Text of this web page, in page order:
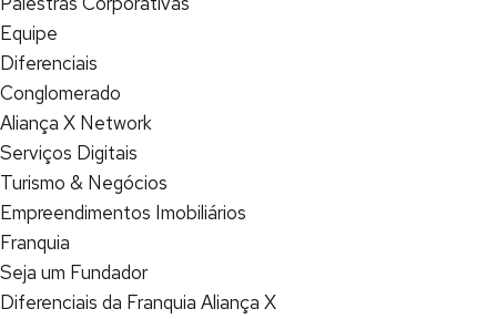
Equipe
Diferenciais
Conglomerado
Aliança X Network
Serviços Digitais
Turismo & Negócios
Empreendimentos Imobiliários
Franquia
Seja um Fundador
Diferenciais da Franquia Aliança X